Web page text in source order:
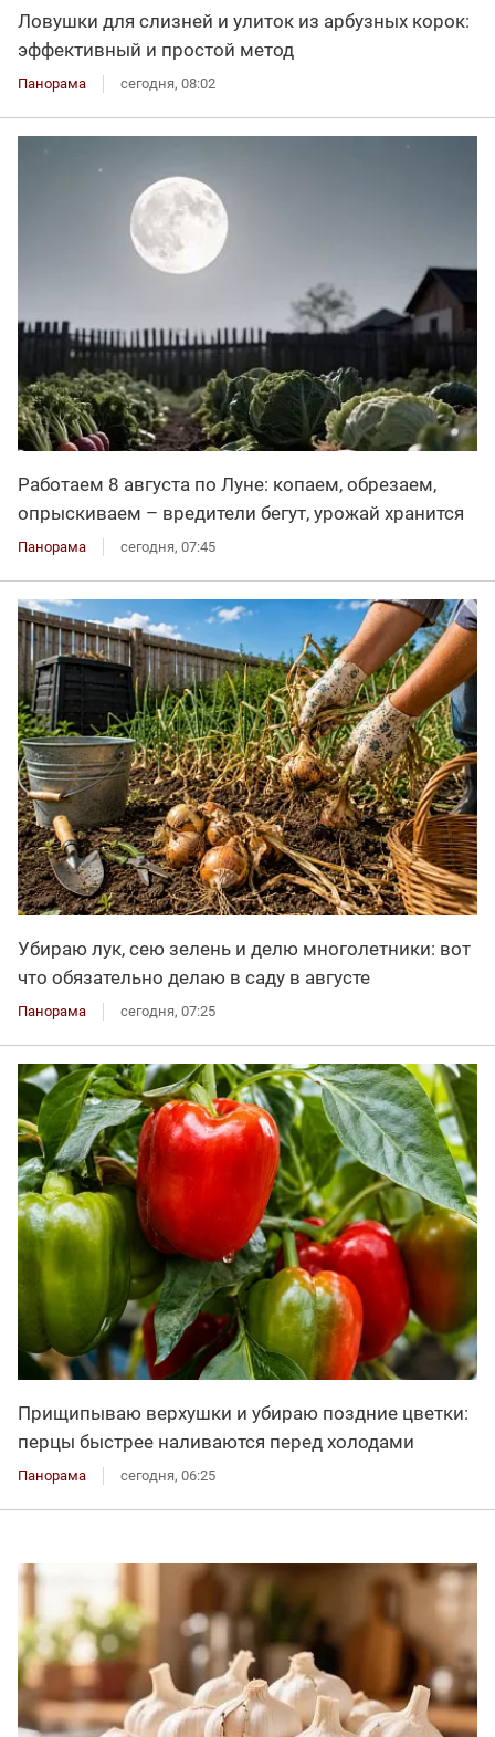
Ловушки для слизней и улиток из арбузных корок:
эффективный и простой метод
Панорама сегодня, 08:02
Работаем 8 августа по Луне: копаем, обрезаем,
опрыскиваем – вредители бегут, урожай хранится
Панорама сегодня, 07:45
Убираю лук, сею зелень и делю многолетники: вот
что обязательно делаю в саду в августе
Панорама сегодня, 07:25
Прищипываю верхушки и убираю поздние цветки:
перцы быстрее наливаются перед холодами
Панорама сегодня, 06:25